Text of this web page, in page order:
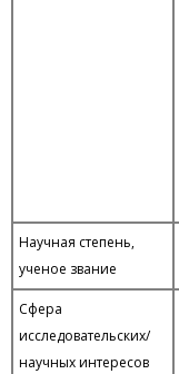
Научная степень,
ученое звание
Сфера
исследовательских/
научных интересов